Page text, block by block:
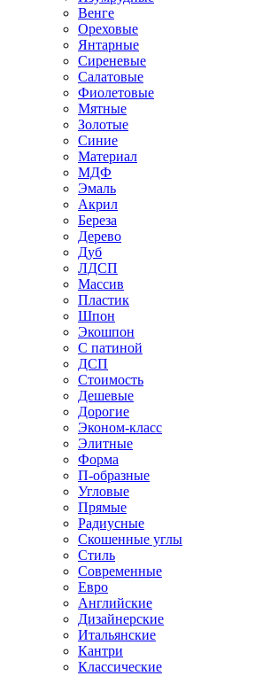
Венге
Ореховые
Янтарные
Сиреневые
Салатовые
Фиолетовые
Мятные
Золотые
Синие
Материал
МДФ
Эмаль
Акрил
Береза
Дерево
Дуб
ЛДСП
Массив
Пластик
Шпон
Экошпон
С патиной
ДСП
Стоимость
Дешевые
Дорогие
Эконом-класс
Элитные
Форма
П-образные
Угловые
Прямые
Радиусные
Скошенные углы
Стиль
Современные
Евро
Английские
Дизайнерские
Итальянские
Кантри
Классические